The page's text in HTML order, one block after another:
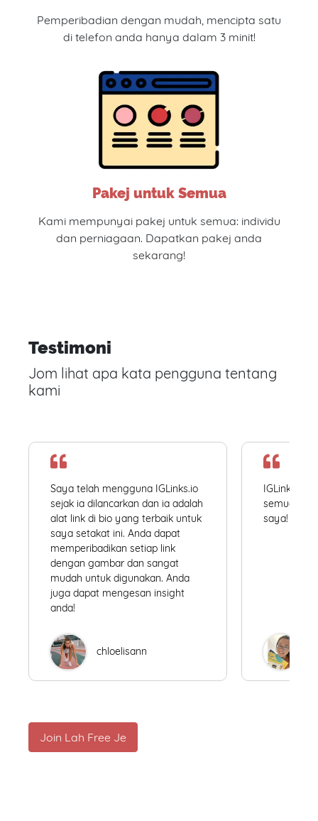
Pemperibadian dengan mudah, mencipta satu
di telefon anda hanya dalam 3 minit!
Pakej untuk Semua
Kami mempunyai pakej untuk semua: individu
dan perniagaan. Dapatkan pakej anda
sekarang!
Testimoni
Jom lihat apa kata pengguna tentang
kami
Saya telah mengguna IGLinks.io
sejak ia dilancarkan dan ia adalah
alat link di bio yang terbaik untuk
saya setakat ini. Anda dapat
memperibadikan setiap link
dengan gambar dan sangat
mudah untuk digunakan. Anda
juga dapat mengesan insight
anda!
chloelisann
IGLinks.io
semua
saya!
Join Lah Free Je